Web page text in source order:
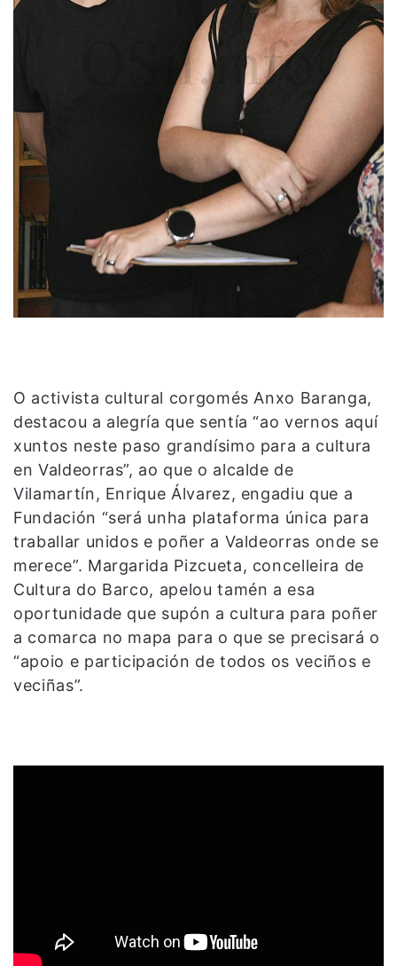
O activista cultural corgomés Anxo Baranga,
destacou a alegría que sentía “ao vernos aquí
xuntos neste paso grandísimo para a cultura
en Valdeorras”, ao que o alcalde de
Vilamartín, Enrique Álvarez, engadiu que a
Fundación “será unha plataforma única para
traballar unidos e poñer a Valdeorras onde se
merece”. Margarida Pizcueta, concelleira de
Cultura do Barco, apelou tamén a esa
oportunidade que supón a cultura para poñer
a comarca no mapa para o que se precisará o
“apoio e participación de todos os veciños e
veciñas”.